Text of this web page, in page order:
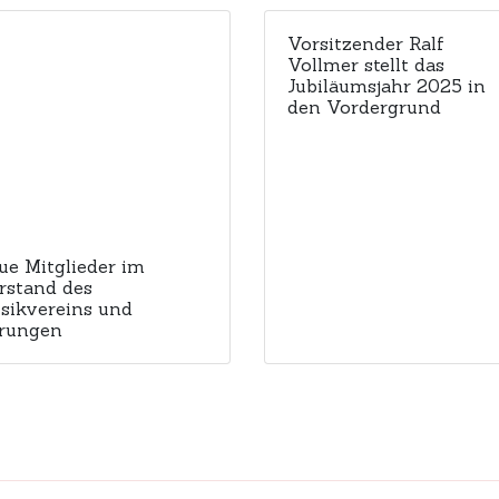
Mitglieder im
des
und
Vorsitzender Ralf
Vollmer stellt das
Jubiläumsjahr 2025 in
den Vordergrund